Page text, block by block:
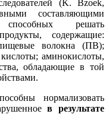
(K. Bzoek,
составляющими
способных решать
содержащие:
волокна (ПВ);
аминокислоты,
обладающие в той
нормализовать
в результате